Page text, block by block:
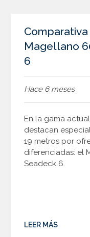
Magellano
6
Hace 6 meses
En la gama
destacan
19 metros por
diferenciadas: el
Seadeck 6.
LEER MÁS